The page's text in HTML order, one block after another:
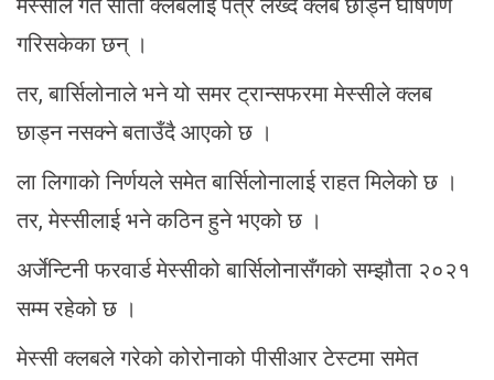
मेस्सीले गत साता क्लबलाई पत्र लेख्दै क्लब छाड्ने घोषणण
गरिसकेका छन् ।
तर, बार्सिलोनाले भने यो समर ट्रान्सफरमा मेस्सीले क्लब
छाड्न नसक्ने बताउँदै आएको छ ।
ला लिगाको निर्णयले समेत बार्सिलोनालाई राहत मिलेको छ ।
तर, मेस्सीलाई भने कठिन हुने भएको छ ।
अर्जेन्टिनी फरवार्ड मेस्सीको बार्सिलोनासँगको सम्झौता २०२१
सम्म रहेको छ ।
मेस्सी क्लबले गरेको कोरोनाको पीसीआर टेस्टमा समेत